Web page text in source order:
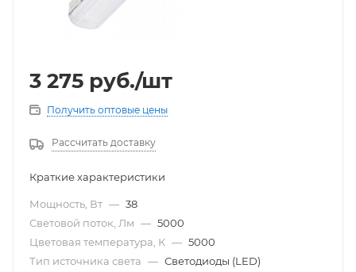
3 275 руб./шт
Получить оптовые цены
Рассчитать доставку
Краткие характеристики
Мощность, Вт — 38
Световой поток, Лм — 5000
Цветовая температура, К — 5000
Тип источника света — Светодиоды (LED)